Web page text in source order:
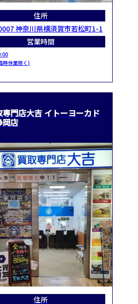
住所
神奈川県横須賀市若松町1-1
営業時間
時休業除く)
専門店大吉 イトーヨーカド
岡店
住所